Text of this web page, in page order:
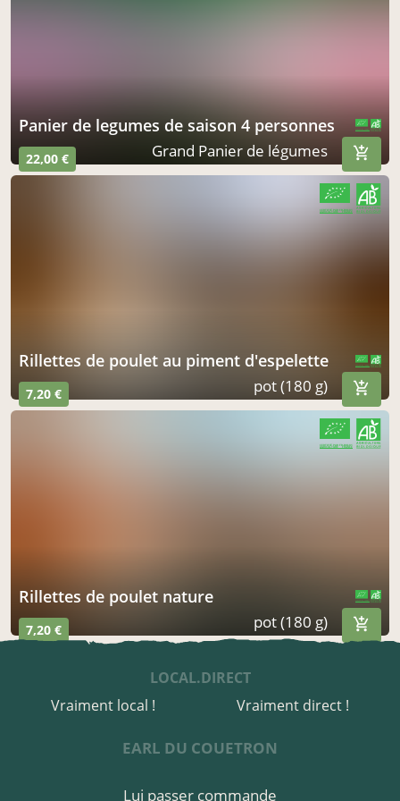
panier de legumes de saison 4 personnes
22,00 € Grand Panier de légumes
rillettes de poulet au piment d'espelette
7,20 € pot (180 g)
CERTIFIÉ PAR FR-BIO-01
AGRICULTURE FRANCE
rillettes de poulet nature
7,20 € pot (180 g)
CERTIFIÉ PAR FR-BIO-01
AGRICULTURE FRANCE
LOCAL.DIRECT
Vraiment local !
Vraiment direct !
EARL DU COUETRON
Lui passer commande